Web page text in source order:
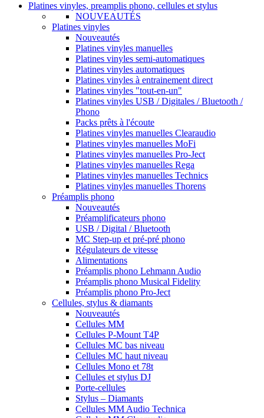
Platines vinyles, preamplis phono, cellules et stylus
NOUVEAUTÉS
Platines vinyles
Nouveautés
Platines vinyles manuelles
Platines vinyles semi-automatiques
Platines vinyles automatiques
Platines vinyles à entrainement direct
Platines vinyles "tout-en-un"
Platines vinyles USB / Digitales / Bluetooth /
Phono
Packs prêts à l'écoute
Platines vinyles manuelles Clearaudio
Platines vinyles manuelles MoFi
Platines vinyles manuelles Pro-Ject
Platines vinyles manuelles Rega
Platines vinyles manuelles Technics
Platines vinyles manuelles Thorens
Préamplis phono
Nouveautés
Préamplificateurs phono
USB / Digital / Bluetooth
MC Step-up et pré-pré phono
Régulateurs de vitesse
Alimentations
Préamplis phono Lehmann Audio
Préamplis phono Musical Fidelity
Préamplis phono Pro-Ject
Cellules, stylus & diamants
Nouveautés
Cellules MM
Cellules P-Mount T4P
Cellules MC bas niveau
Cellules MC haut niveau
Cellules Mono et 78t
Cellules et stylus DJ
Porte-cellules
Stylus – Diamants
Cellules MM Audio Technica